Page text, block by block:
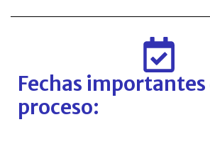
Fechas importantes
proceso: